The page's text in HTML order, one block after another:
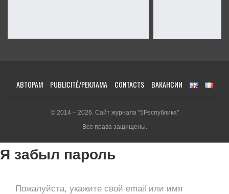
АВТОРАМ PUBLICITÉ/РЕКЛАМА CONTACTS ВАКАНСИИ
© 2014 – 2026. Сайт журнала "5Республика"
Все права защищены.
Я забыл пароль
Пожалуйста, укажите свой email или имя